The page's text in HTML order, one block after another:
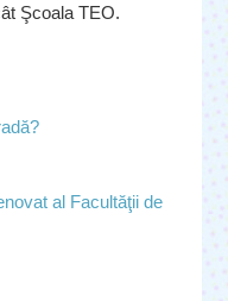
Şcoala TEO.
al Facultăţii de